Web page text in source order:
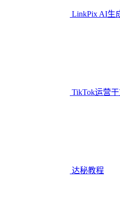
LinkPix AI生
TikTok运营
达秘教程